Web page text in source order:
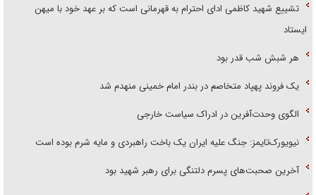
تشییع شهید کاظمی ادای احترام به قهرمانی است که بر عهد خود با میهن
ایستاد
هر شبش شب قدر بود
یک فروند پهپاد متخاصم در بندر امام خمینی منهدم شد
الگوی وحدت‌آفرین در ادراک سیاست خارجی
نیویورک‌تایمز: جنگ علیه ایران یک باخت راهبردی و مایه شرم بوده است
آخرین صحبت‌های پسرم دلتنگی برای رهبر شهید بود